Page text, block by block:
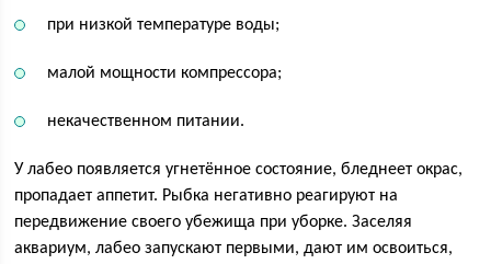
при низкой температуре воды;
малой мощности компрессора;
некачественном питании.
У лабео появляется угнетённое состояние, бледнеет окрас,
пропадает аппетит. Рыбка негативно реагируют на
передвижение своего убежища при уборке. Заселяя
аквариум, лабео запускают первыми, дают им освоиться,